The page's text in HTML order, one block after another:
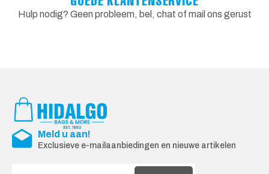
Hulp nodig? Geen probleem, bel, chat of mail ons gerust
Meld u aan!
Exclusieve e-mailaanbiedingen en nieuwe artikelen